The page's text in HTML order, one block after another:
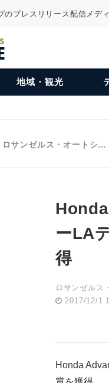
のプレスリリース配信メデ
地域・観光
ロサンゼルス・オートシ…
ーLA
得
ロサンゼルス
2017/12/1
Honda